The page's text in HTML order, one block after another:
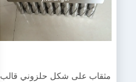
مثقاب على شكل حلزوني قالب